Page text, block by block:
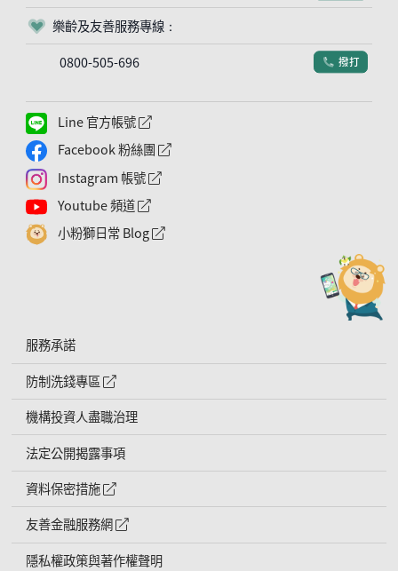
客服符號
樂齡及友善服務專線：
0800-505-696
電話符號
撥打
Line 官方帳號 外網連結符號
Facebook 粉絲團 外網連結符號
Instagram 帳號 外網連結符號
Youtube 頻道 外網連結符號
小粉獅日常 Blog 外網連結符號
服務承諾
防制洗錢專區
外網連結符號
機構投資人盡職治理
法定公開揭露事項
資料保密措施
外網連結符號
友善金融服務網 外網連結符號
隱私權政策與著作權聲明